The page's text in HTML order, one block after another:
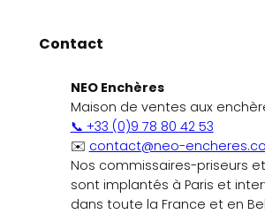
Contact
NEO Enchères
Maison de ventes aux
📞 +33 (0)9 78 80 42 53
✉️ contact@neo-
Nos commissaires-priseurs
sont implantés à Paris et
dans toute la France et en